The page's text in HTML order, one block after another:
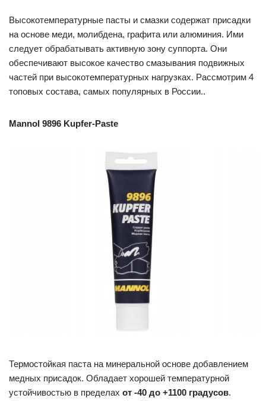
Высокотемпературные пасты и смазки содержат присадки
на основе меди, молибдена, графита или алюминия. Ими
следует обрабатывать активную зону суппорта. Они
обеспечивают высокое качество смазывания подвижных
частей при высокотемпературных нагрузках. Рассмотрим 4
топовых состава, самых популярных в России..
Mannol 9896 Kupfer-Paste
Термостойкая паста на минеральной основе добавлением
медных присадок. Обладает хорошей температурной
устойчивостью в пределах от -40 до +1100 градусов.